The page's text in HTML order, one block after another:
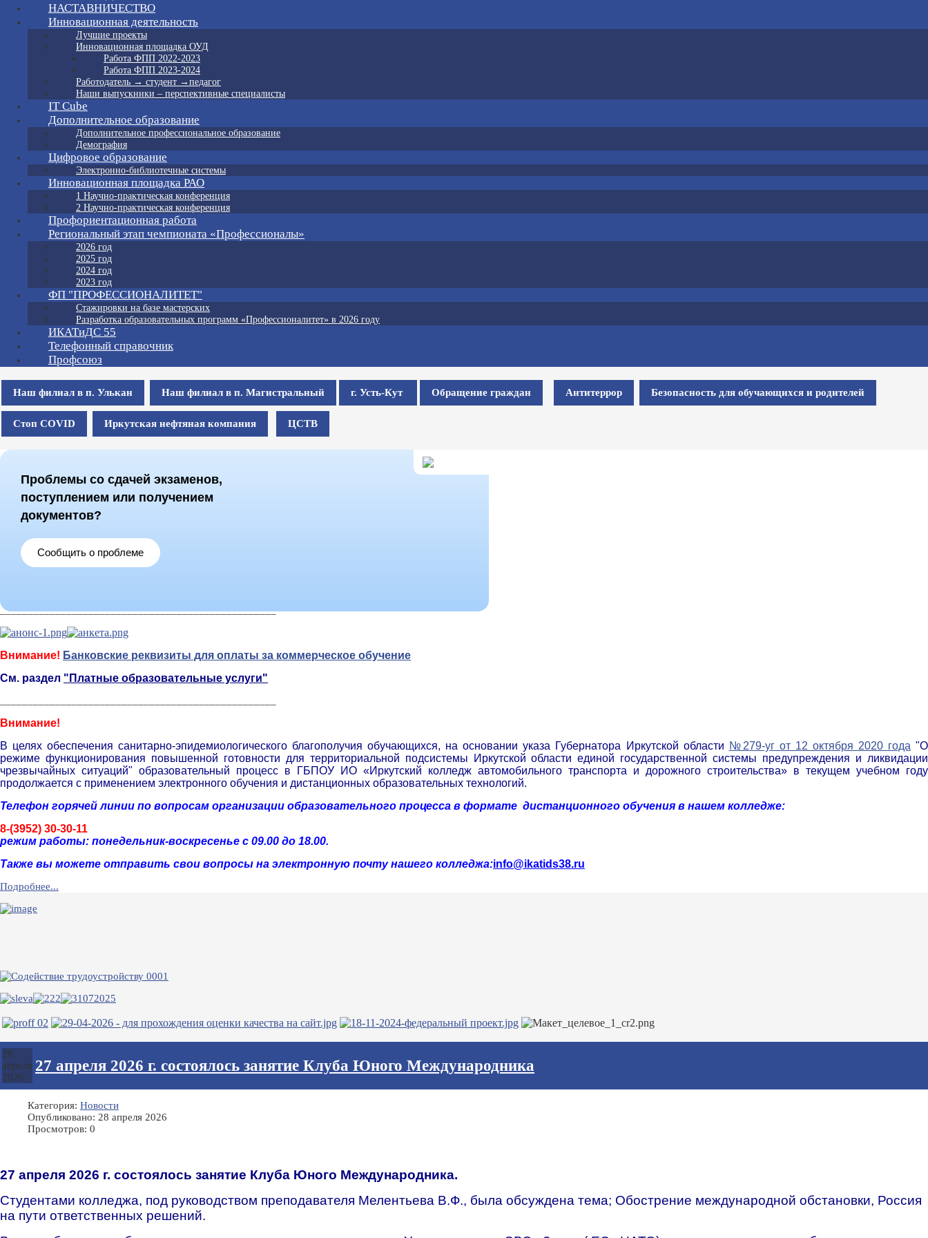
НАСТАВНИЧЕСТВО
Инновационная деятельность
Лучшие проекты
Инновационная площадка ОУД
Работа ФПП 2022-2023
Работа ФПП 2023-2024
Работодатель → студент →педагог
Наши выпускники – перспективные специалисты
IT Cube
Дополнительное образование
Дополнительное профессиональное образование
Демография
Цифровое образование
Электронно-библиотечные системы
Инновационная площадка РАО
1 Научно-практическая конференция
2 Научно-практическая конференция
Профориентационная работа
Региональный этап чемпионата «Профессионалы»
2026 год
2025 год
2024 год
2023 год
ФП "ПРОФЕССИОНАЛИТЕТ"
Стажировки на базе мастерских
Разработка образовательных программ «Профессионалитет» в 2026 году
ИКАТиДС 55
Телефонный справочник
Профсоюз
Наш филиал в п. Улькан Наш филиал в п. Магистральный г. Усть-Кут Обращение граждан Антитеррор Безопасность для обучающихся и родителей
Стоп COVID Иркутская нефтяная компания ЦСТВ
Проблемы со сдачей экзаменов,
поступлением или получением
документов?
Сообщить о проблеме
__________________________________________________
Внимание! Банковские реквизиты для оплаты за коммерческое обучение
См. раздел "Платные образовательные услуги"
Внимание!
В целях обеспечения санитарно-эпидемиологического благополучия обучающихся, на основании указа Губернатора Иркутской области №279-уг от 12 октября 2020 года "О
режиме функционирования повышенной готовности для территориальной подсистемы Иркутской области единой государственной системы предупреждения и ликвидации
чрезвычайных ситуаций" образовательный процесс в ГБПОУ ИО «Иркутский колледж автомобильного транспорта и дорожного строительства» в текущем учебном году
продолжается с применением электронного обучения и дистанционных образовательных технологий.
Телефон горячей линии по вопросам организации образовательного процесса в формате дистанционного обучения в нашем колледже:
8-(3952) 30-30-11
режим работы: понедельник-воскресенье с 09.00 до 18.00.
Также вы можете отправить свои вопросы на электронную почту нашего колледжа:info@ikatids38.ru
Подробнее...
28
апреля
2026
27 апреля 2026 г. состоялось занятие Клуба Юного Международника
Категория: Новости
Опубликовано: 28 апреля 2026
Просмотров: 0
27 апреля 2026 г. состоялось занятие Клуба Юного Международника.
Студентами колледжа, под руководством преподавателя Мелентьева В.Ф., была обсуждена тема; Обострение международной обстановки, Россия
на пути ответственных решений.